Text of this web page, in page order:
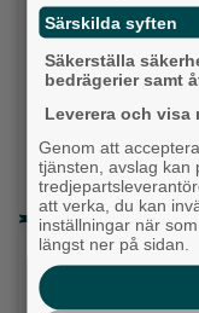
Centerpartiet
Liberalerna
Vet ej
Milstolpen:
Särskilda syften
Säkerställa
bedrägerier samt
Leverera och visa
Genom att
tjänsten, avslag kan
att verka, du kan
inställningar när
längst ner på sidan.